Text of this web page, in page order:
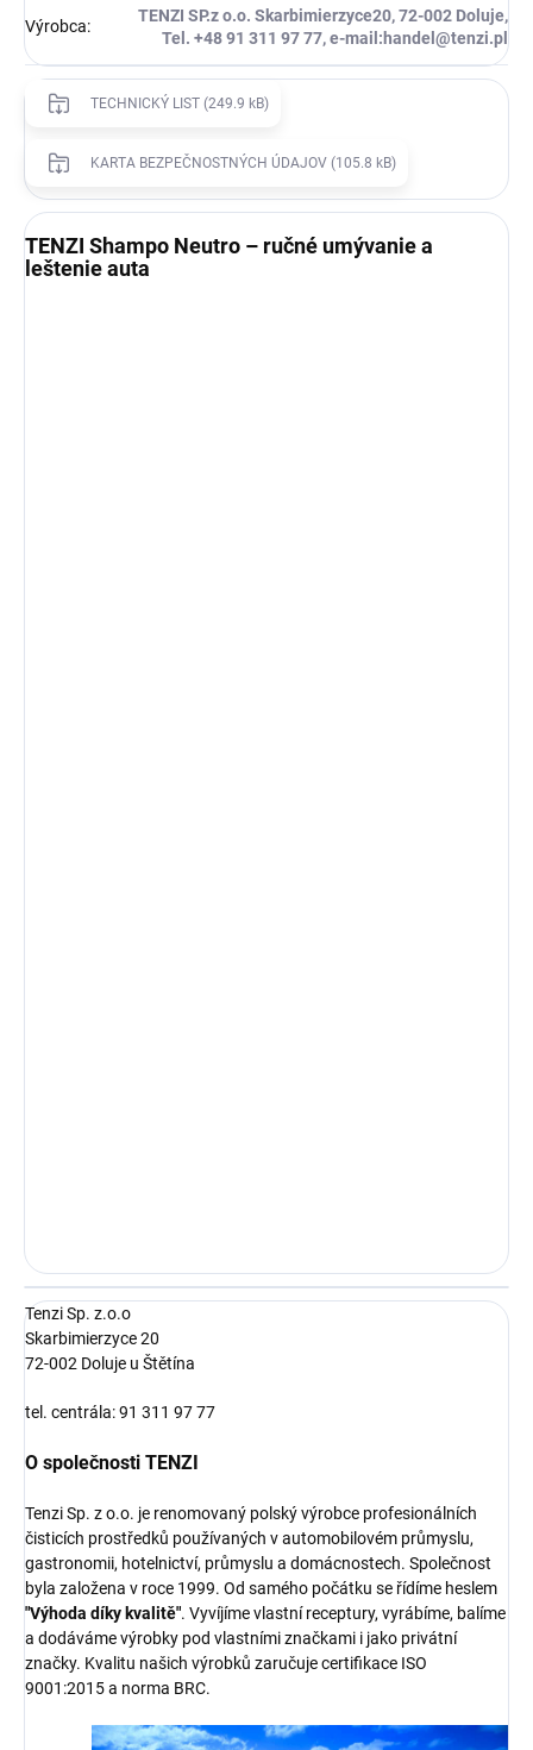
Výrobca:
TENZI SP.z o.o. Skarbimierzyce20, 72-002 Doluje,
Tel. +48 91 311 97 77, e-mail:handel@tenzi.pl
TECHNICKÝ LIST (249.9 kB)
KARTA BEZPEČNOSTNÝCH ÚDAJOV (105.8 kB)
TENZI Shampo Neutro – ručné umývanie a
leštenie auta
Tenzi Sp. z.o.o
Skarbimierzyce 20
72-002 Doluje u Štětína
tel. centrála: 91 311 97 77
O společnosti TENZI
Tenzi Sp. z o.o. je renomovaný polský výrobce profesionálních
čisticích prostředků používaných v automobilovém průmyslu,
gastronomii, hotelnictví, průmyslu a domácnostech. Společnost
byla založena v roce 1999. Od samého počátku se řídíme heslem
"Výhoda díky kvalitě". Vyvíjíme vlastní receptury, vyrábíme, balíme
a dodáváme výrobky pod vlastními značkami i jako privátní
značky. Kvalitu našich výrobků zaručuje certifikace ISO
9001:2015 a norma BRC.